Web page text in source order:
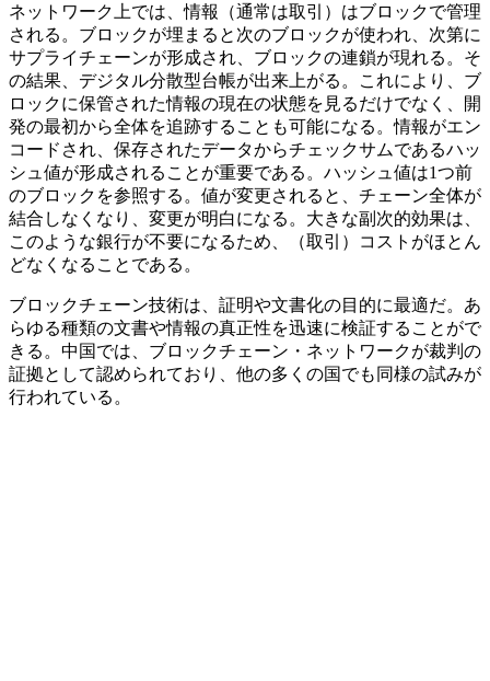
ネットワーク上では、情報（通常は取引）はブロックで管理
される。ブロックが埋まると次のブロックが使われ、次第に
サプライチェーンが形成され、ブロックの連鎖が現れる。そ
の結果、デジタル分散型台帳が出来上がる。これにより、ブ
ロックに保管された情報の現在の状態を見るだけでなく、開
発の最初から全体を追跡することも可能になる。情報がエン
コードされ、保存されたデータからチェックサムであるハッ
シュ値が形成されることが重要である。ハッシュ値は1つ前
のブロックを参照する。値が変更されると、チェーン全体が
結合しなくなり、変更が明白になる。大きな副次的効果は、
このような銀行が不要になるため、（取引）コストがほとん
どなくなることである。
ブロックチェーン技術は、証明や文書化の目的に最適だ。あ
らゆる種類の文書や情報の真正性を迅速に検証することがで
きる。中国では、ブロックチェーン・ネットワークが裁判の
証拠として認められており、他の多くの国でも同様の試みが
行われている。